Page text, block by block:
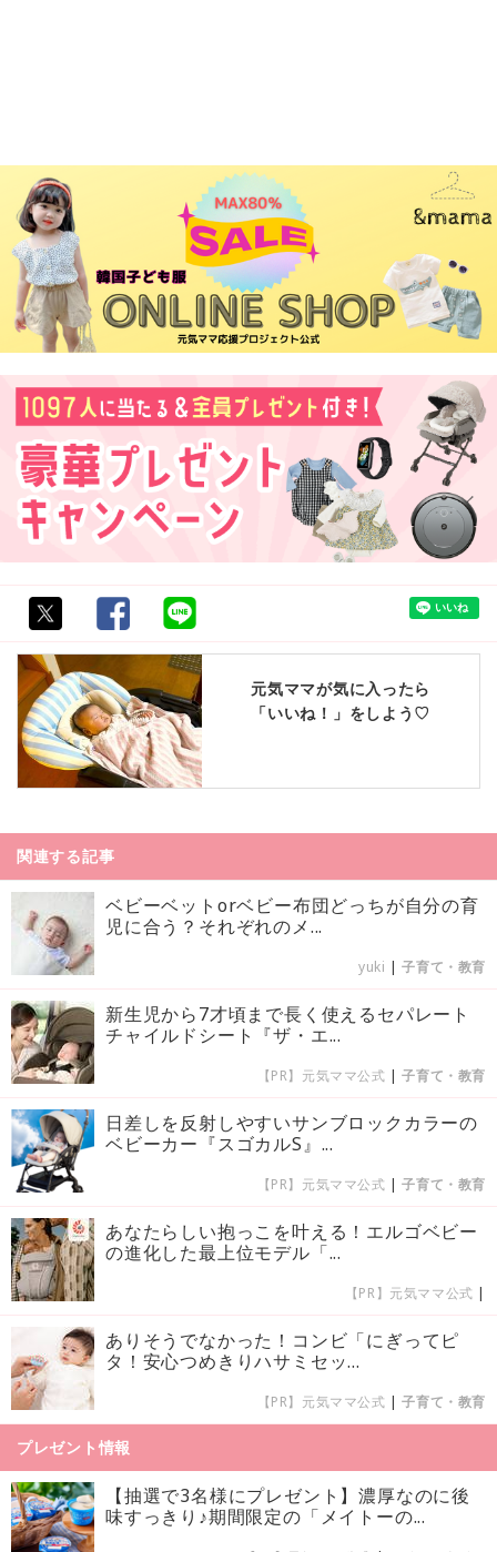
元気ママが気に入ったら
「いいね！」をしよう♡
関連する記事
ベビーベットorベビー布団どっちが自分の育
児に合う？それぞれのメ...
yuki |子育て・教育
新生児から7才頃まで長く使えるセパレート
チャイルドシート『ザ・エ...
【PR】元気ママ公式 |子育て・教育
日差しを反射しやすいサンブロックカラーの
ベビーカー『スゴカルS』...
【PR】元気ママ公式 |子育て・教育
あなたらしい抱っこを叶える！エルゴベビー
の進化した最上位モデル「...
【PR】元気ママ公式 |
ありそうでなかった！コンビ「にぎってピ
タ！安心つめきりハサミセッ...
【PR】元気ママ公式 |子育て・教育
プレゼント情報
【抽選で3名様にプレゼント】濃厚なのに後
味すっきり♪期間限定の「メイトーの...